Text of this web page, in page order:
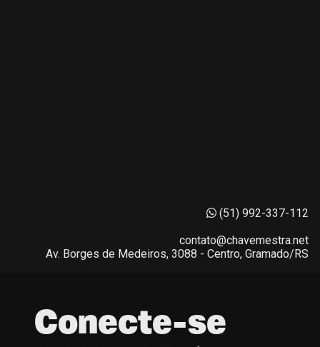
(51) 992-337-112
contato@chavemestra.net
Av. Borges de Medeiros, 3088 - Centro, Gramado/RS
Conecte-se